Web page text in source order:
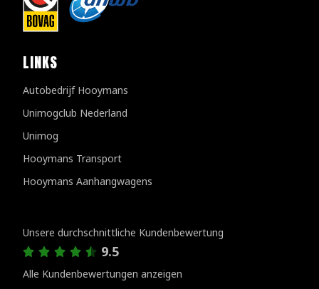
LINKS
Autobedrijf Hooymans
Unimogclub Nederland
Unimog
Hooymans Transport
Hooymans Aanhangwagens
Unsere durchschnittliche Kundenbewertung
9.5
Alle Kundenbewertungen anzeigen